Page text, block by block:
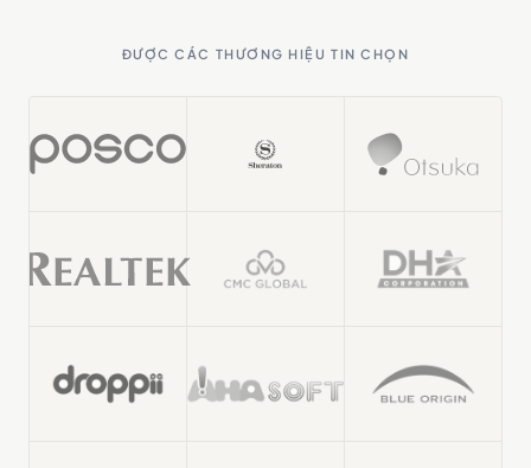
ĐƯỢC CÁC THƯƠNG HIỆU TIN CHỌN